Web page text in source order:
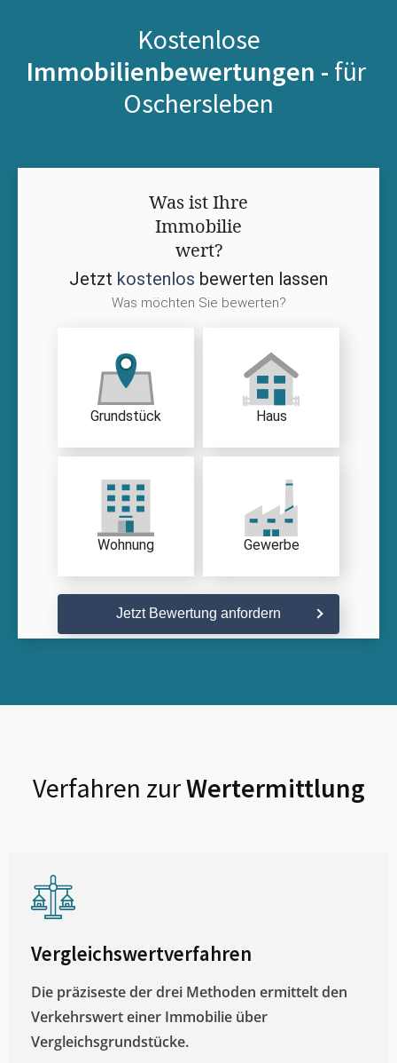
Kostenlose
Immobilienbewertungen - für
Oschersleben
Was ist Ihre
Immobilie
wert?
Jetzt kostenlos bewerten lassen
Was möchten Sie bewerten?
Grundstück Haus
Wohnung Gewerbe
Jetzt Bewertung anfordern
Verfahren zurWertermittlung
Vergleichswertverfahren
Die präziseste der drei Methoden ermittelt den
Verkehrswert einer Immobilie über
Vergleichsgrundstücke.